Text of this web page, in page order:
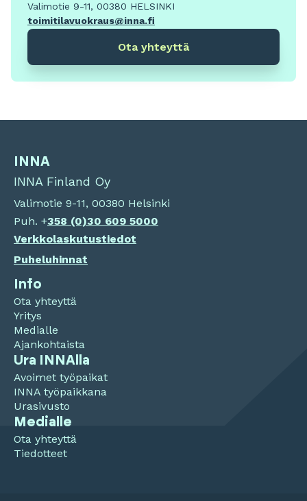
Valimotie 9-11, 00380 HELSINKI
toimitilavuokraus@inna.fi
Ota yhteyttä
INNA
INNA Finland Oy
Valimotie 9-11, 00380 Helsinki
Puh. +358 (0)30 609 5000
Verkkolaskutustiedot
Puheluhinnat
Info
Ota yhteyttä
Yritys
Medialle
Ajankohtaista
Ura INNAlla
Avoimet työpaikat
INNA työpaikkana
Urasivusto
Medialle
Ota yhteyttä
Tiedotteet